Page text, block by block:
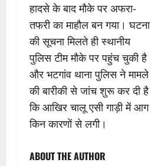
हादसे के बाद मौके पर अफरा-
तफरी का माहौल बन गया। घटना
की सूचना मिलते ही स्थानीय
पुलिस टीम मौके पर पहुंच चुकी है
और भटगांव थाना पुलिस ने मामले
की बारीकी से जांच शुरू कर दी है
कि आखिर चालू एसी गाड़ी में आग
किन कारणों से लगी।
ABOUT THE AUTHOR